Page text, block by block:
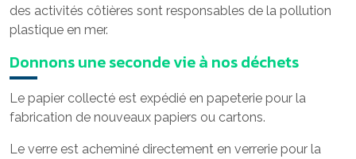
des activités côtières sont responsables de la pollution
plastique en mer.
Donnons une seconde vie à nos déchets
Le papier collecté est expédié en papeterie pour la
fabrication de nouveaux papiers ou cartons.
Le verre est acheminé directement en verrerie pour la